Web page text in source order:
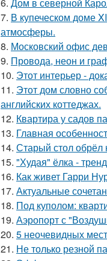
7. В купеческом доме
атмосферы.
8. Московский офис
9. Провода, неон и
10. Этот интерьер -
11. Этот дом словно
английских коттеджах.
12. Квартира у садов
13. Главная
14. Старый стол обрёл
15. "Худая" ёлка -
16. Как живет Гарри
17. Актуальные
18. Под куполом:
19. Аэропорт с
20. 5 неочевидных
21. Не только резной